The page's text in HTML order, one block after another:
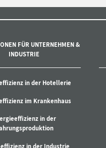
FÜR UNTERNEHMEN &
INDUSTRIE
in der Hotellerie
im Krankenhaus
in der